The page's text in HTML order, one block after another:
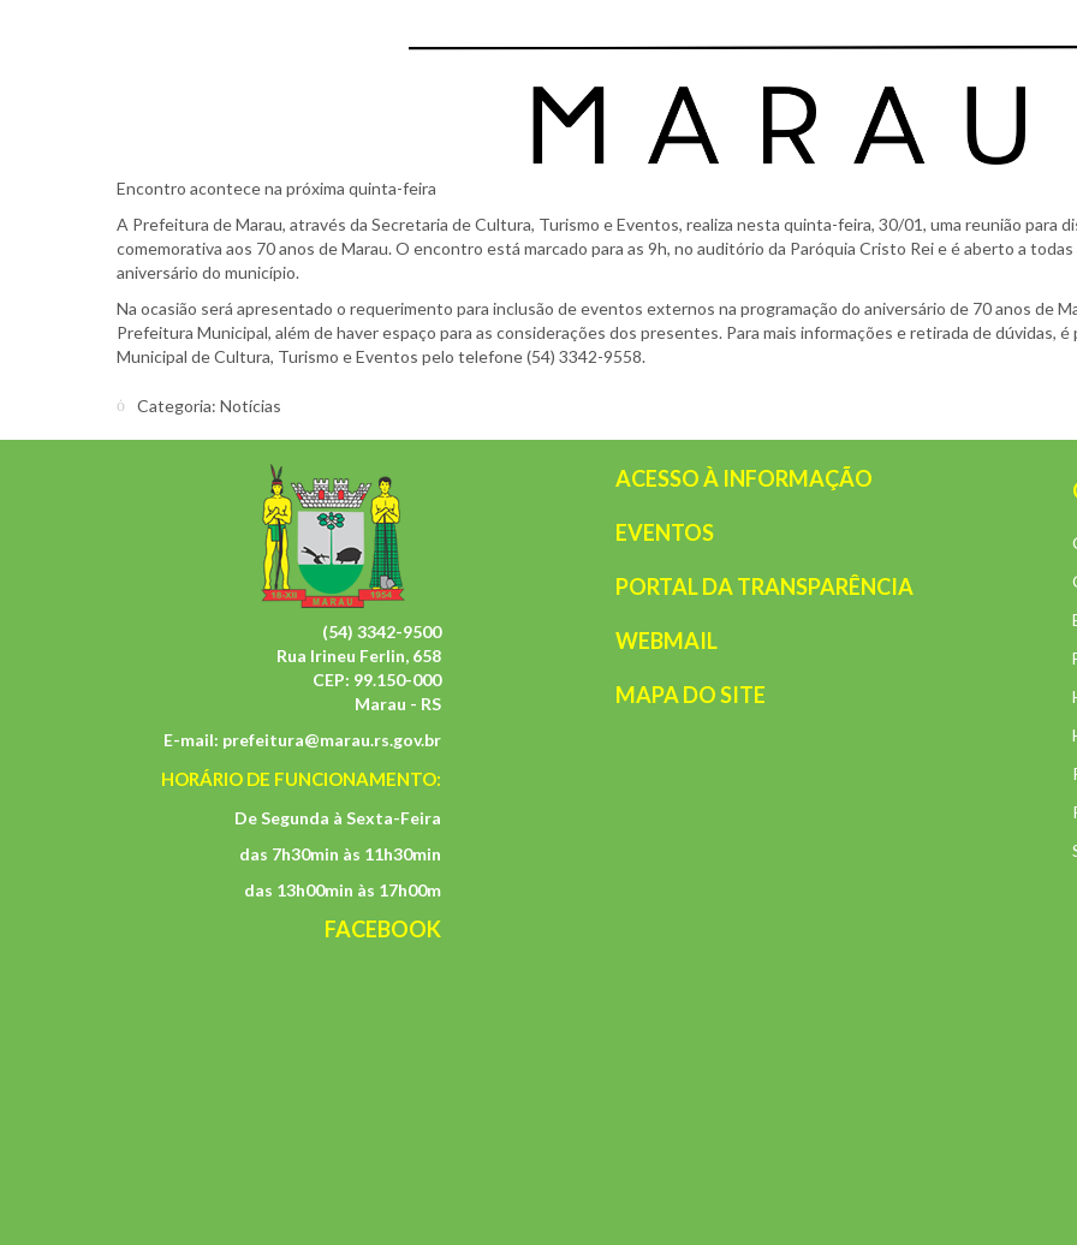
Encontro acontece na próxima quinta-feira
A Prefeitura de Marau, através da Secretaria de Cultura, Turismo e Eventos, realiza nesta quinta-feira, 30/01, uma reunião para
comemorativa aos 70 anos de Marau. O encontro está marcado para as 9h, no auditório da Paróquia Cristo Rei e é aberto a
aniversário do município.
Na ocasião será apresentado o requerimento para inclusão de eventos externos na programação do aniversário de 70 anos de
Prefeitura Municipal, além de haver espaço para as considerações dos presentes. Para mais informações e retirada de dúvidas,
Municipal de Cultura, Turismo e Eventos pelo telefone (54) 3342-9558.
Categoria: Notícias
(54) 3342-9500
Rua Irineu Ferlin, 658
CEP: 99.150-000
Marau - RS
E-mail: prefeitura@marau.rs.gov.br
HORÁRIO DE FUNCIONAMENTO:
De Segunda à Sexta-Feira
das 7h30min às 11h30min
das 13h00min às 17h00m
FACEBOOK
ACESSO À INFORMAÇÃO
EVENTOS
PORTAL DA TRANSPARÊNCIA
WEBMAIL
MAPA DO SITE